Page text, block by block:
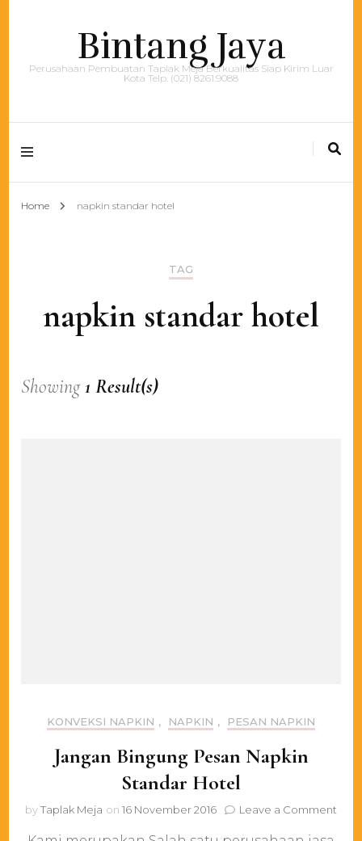
Bintang Jaya
Perusahaan Pembuatan Taplak Meja Berkualitas Siap Kirim Luar
Kota Telp. (021) 8261.9088
Home napkin standar hotel
TAG
napkin standar hotel
Showing1 Result(s)
KONVEKSI NAPKIN , NAPKIN , PESAN NAPKIN
Jangan Bingung Pesan Napkin
Standar Hotel
byTaplak Meja on 16 November 2016 Leave a Comment